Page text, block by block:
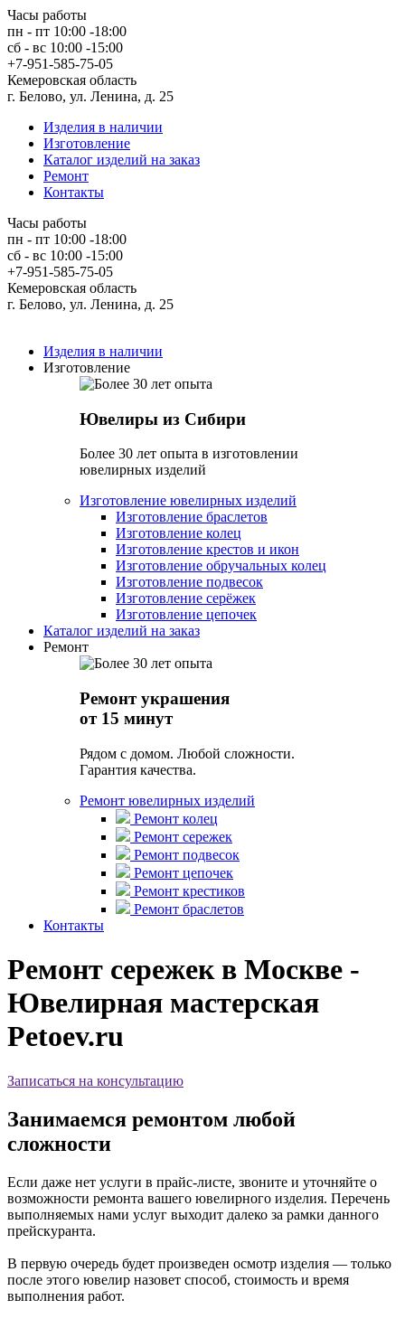
Часы работы
пн - пт 10:00 -18:00
сб - вс 10:00 -15:00
+7-951-585-75-05
Кемеровская область
г. Белово, ул. Ленина, д. 25
Изделия в наличии
Изготовление
Каталог изделий на заказ
Ремонт
Контакты
Часы работы
пн - пт 10:00 -18:00
сб - вс 10:00 -15:00
+7-951-585-75-05
Кемеровская область
г. Белово, ул. Ленина, д. 25
Изделия в наличии
Изготовление
Ювелиры из Сибири
Более 30 лет опыта в изготовлении
ювелирных изделий
Изготовление ювелирных изделий
Изготовление браслетов
Изготовление колец
Изготовление крестов и икон
Изготовление обручальных колец
Изготовление подвесок
Изготовление серёжек
Изготовление цепочек
Каталог изделий на заказ
Ремонт
Ремонт украшения
от 15 минут
Рядом с домом. Любой сложности.
Гарантия качества.
Ремонт ювелирных изделий
Ремонт колец
Ремонт сережек
Ремонт подвесок
Ремонт цепочек
Ремонт крестиков
Ремонт браслетов
Контакты
Ремонт сережек в Москве -
Ювелирная мастерская
Petoev.ru
Записаться на консультацию
Занимаемся ремонтом любой
сложности
Если даже нет услуги в прайс-листе, звоните и уточняйте о
возможности ремонта вашего ювелирного изделия. Перечень
выполняемых нами услуг выходит далеко за рамки данного
прейскуранта.
В первую очередь будет произведен осмотр изделия — только
после этого ювелир назовет способ, стоимость и время
выполнения работ.